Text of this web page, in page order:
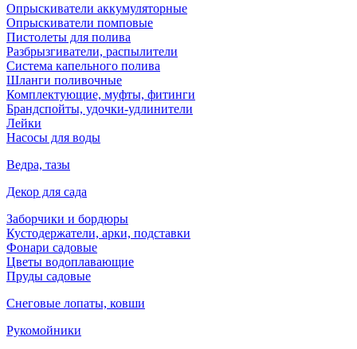
Опрыскиватели аккумуляторные
Опрыскиватели помповые
Пистолеты для полива
Разбрызгиватели, распылители
Система капельного полива
Шланги поливочные
Комплектующие, муфты, фитинги
Брандспойты, удочки-удлинители
Лейки
Насосы для воды
Ведра, тазы
Декор для сада
Заборчики и бордюры
Кустодержатели, арки, подставки
Фонари садовые
Цветы водоплавающие
Пруды садовые
Снеговые лопаты, ковши
Рукомойники